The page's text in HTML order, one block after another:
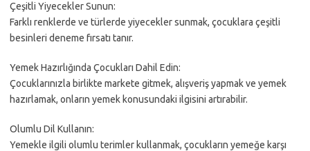
Çeşitli Yiyecekler Sunun:
Farklı renklerde ve türlerde yiyecekler sunmak, çocuklara çeşitli
besinleri deneme fırsatı tanır.
Yemek Hazırlığında Çocukları Dahil Edin:
Çocuklarınızla birlikte markete gitmek, alışveriş yapmak ve yemek
hazırlamak, onların yemek konusundaki ilgisini artırabilir.
Olumlu Dil Kullanın:
Yemekle ilgili olumlu terimler kullanmak, çocukların yemeğe karşı